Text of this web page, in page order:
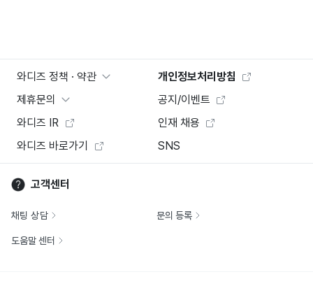
와디즈 정책 · 약관
개인정보처리방침
제휴문의
공지/이벤트
와디즈 IR
인재 채용
와디즈 바로가기
SNS
고객센터
채팅 상담 문의 등록
도움말 센터